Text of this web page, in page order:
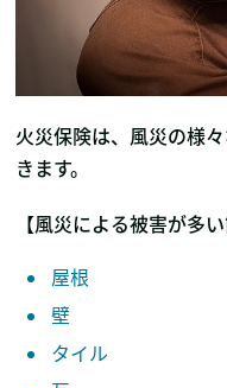
火災保険は、風災の様
きます。
【風災による被害が多い
屋根
壁
タイル